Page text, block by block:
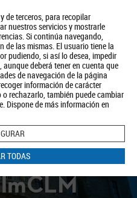
de terceros, para recopilar
nuestros servicios y mostrarle
Si continúa navegando,
de las mismas. El usuario tiene la
pudiendo, si así lo desea, impedir
deberá tener en cuenta que
de navegación de la página
información de carácter
rechazarlo, también puede cambiar
Dispone de más información en
TODAS
Política de Privacidad Aviso Legal
Política de Cookies
BUSCAR